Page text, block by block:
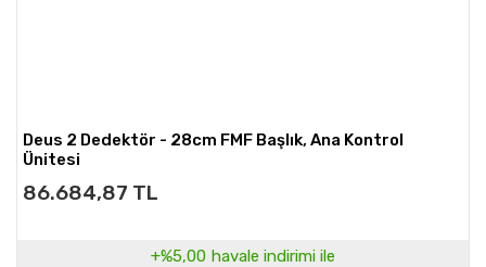
Deus 2 Dedektör - 28cm FMF Başlık, Ana Kontrol
Ünitesi
86.684,87 TL
+%5,00 havale indirimi ile